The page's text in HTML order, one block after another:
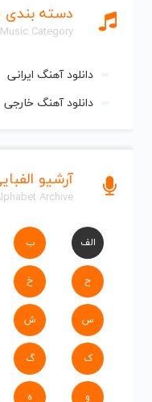
دسته
Music Category
دانلود آهنگ ایرانی
دانلود آهنگ خارجی
آرشیو
Archive
الف ب
ح خ
س ش
ک گ
و ه